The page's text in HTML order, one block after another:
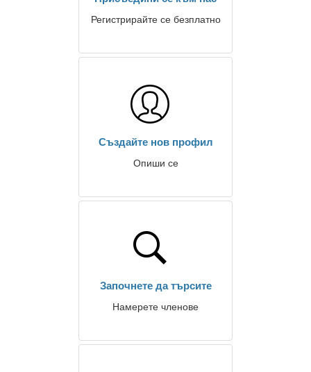
Регистрирайте се безплатно
Създайте нов профил
Опиши се
Започнете да търсите
Намерете членове